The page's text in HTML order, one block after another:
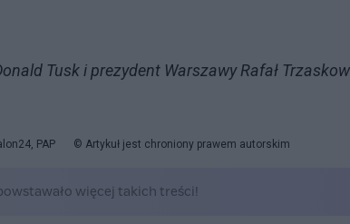
Tusk i prezydent Warszawy Rafał
PAP © Artykuł jest chroniony prawem autorskim